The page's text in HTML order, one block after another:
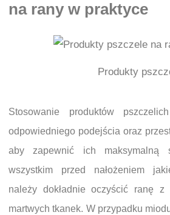
na rany w praktyce
Produkty
Stosowanie produktów
odpowiedniego podejścia oraz
aby zapewnić ich maksymalną
wszystkim przed nałożeniem
należy dokładnie oczyścić ranę z
martwych tkanek. W przypadku